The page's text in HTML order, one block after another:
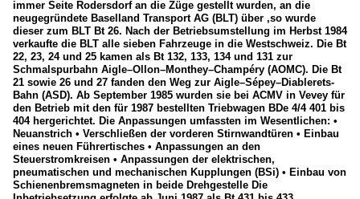
immer Seite Rodersdorf an die Züge gestellt wurden, an die
neugegründete Baselland Transport AG (BLT) über ,so wurde
dieser zum BLT Bt 26. Nach der Betriebsumstellung im Herbst 1984
verkaufte die BLT alle sieben Fahrzeuge in die Westschweiz. Die Bt
22, 23, 24 und 25 kamen als Bt 132, 133, 134 und 131 zur
Schmalspurbahn Aigle–Ollon–Monthey–Champéry (AOMC). Die Bt
21 sowie 26 und 27 fanden den Weg zur Aigle–Sépey–Diablerets-
Bahn (ASD). Ab September 1985 wurden sie bei ACMV in Vevey für
den Betrieb mit den für 1987 bestellten Triebwagen BDe 4/4 401 bis
404 hergerichtet. Die Anpassungen umfassten im Wesentlichen: •
Neuanstrich • Verschließen der vorderen Stirnwandtüren • Einbau
eines neuen Führertisches • Anpassungen an den
Steuerstromkreisen • Anpassungen der elektrischen,
pneumatischen und mechanischen Kupplungen (BSi) • Einbau von
Schienenbremsmagneten in beide Drehgestelle Die